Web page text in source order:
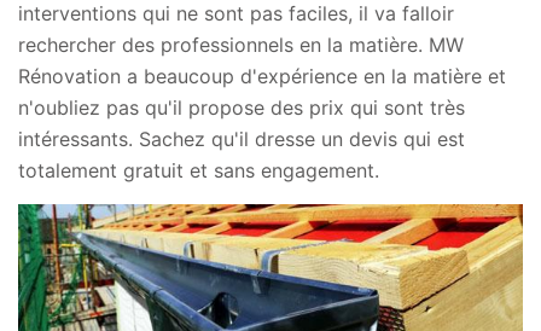
interventions qui ne sont pas faciles, il va falloir
rechercher des professionnels en la matière. MW
Rénovation a beaucoup d'expérience en la matière et
n'oubliez pas qu'il propose des prix qui sont très
intéressants. Sachez qu'il dresse un devis qui est
totalement gratuit et sans engagement.